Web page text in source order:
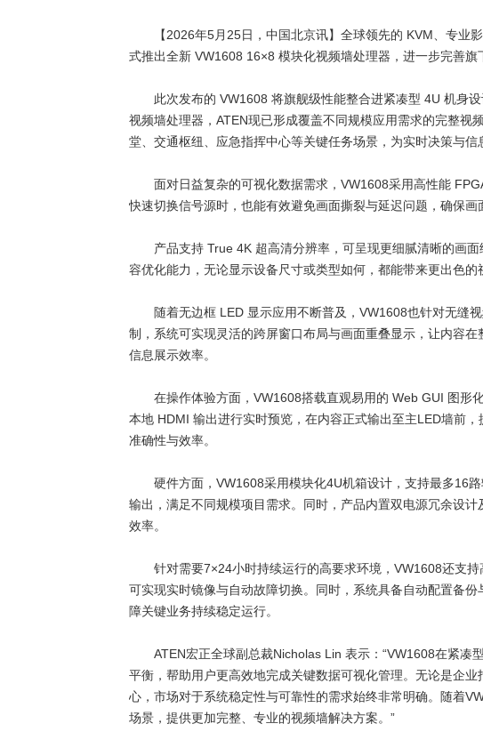
【2026年5月 25日，中国北京讯】全球领先的 KVM 、专业
式推出全新 VW1608 16×8 模块化视频墙处理器，进一步完善旗
此次发布的 VW1608 将旗舰级性能整合进紧凑型 4U 机身
视频墙处理器， ATEN现已形成覆盖不同规模应用需求的完整视
堂、交通枢纽、应急指挥中心等关键任务场景，为实时决策与信
面对日益复杂的可视化数据需求， VW1608采用高性能
快速切换信号源时，也能有效避免画面撕裂与延迟问题，确保画
产品支持 True 4K 超高清分辨率，可呈现更细腻清晰的画
容优化能力，无论显示设备尺寸或类型如何，都能带来更出色的
随着无边框 LED 显示应用不断普及， VW1608也针对无缝
制，系统可实现灵活的跨屏窗口布局与画面重叠显示，让内容
信息展示效率。
在操作体验方面， VW1608搭载直观易用的 Web GUI 图形
本地 HDMI 输出进行实时预览，在内容正式输出至主LED墙前，
准确性与效率。
硬件方面， VW1608采用模块化4U机箱设计，支持最多16
输出，满足不同规模项目需求。同时，产品内置双电源冗余设
效率。
针对需要7×24小时持续运行的高要求环境， VW1608还支持
可实现实时镜像与自动故障切换。同时，系统具备自动配置备
障关键业务持续稳定运行。
ATEN宏正全球副总裁Nicholas Lin 表示：“VW1608在紧凑
平衡，帮助用户更高效地完成关键数据可视化管理。无论是企
心，市场对于系统稳定性与可靠性的需求始终非常明确。随着
场景，提供更加完整、专业的视频墙解决方案。”